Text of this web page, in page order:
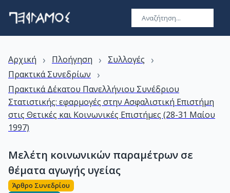
Αρχική › Πλοήγηση › Συλλογές ›
Πρακτικά Συνεδρίων ›
Πρακτικά Δέκατου Πανελλήνιου Συνέδριου
Στατιστικής: εφαρμογές στην Ασφαλιστική Επιστήμη
στις Θετικές και Κοινωνικές Επιστήμες (28-31 Μαίου
1997)
Μελέτη κοινωνικών παραμέτρων σε
θέματα αγωγής υγείας
Άρθρο Συνεδρίου